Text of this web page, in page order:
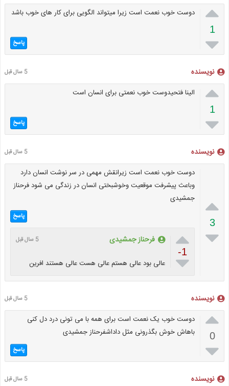

1

دوست خوب نعمت است زیرا میتواند الگویی برای کار های خوب باشد
پاسخ
نویسنده 5 سال قبل

1

الینا فتحیدوست خوب نعمتی برای انسان است
پاسخ
نویسنده 5 سال قبل

3

دوست خوب نعمت است زیرانقش مهمی در سر نوشت انسان دارد
وباعث پیشرفت موقعیت وخوشبختی انسان در زندگی می شود فرحناز
جمشیدی
پاسخ

-1

فرحناز جمشیدی 5 سال قبل
عالی بود عالی هستم عالی هست عالی هستند افرین
نویسنده 5 سال قبل

0

دوست خوب یک نعمت است برای همه با می تونی درد دل کنی
باهاش خوش بگذرونی مثل داداشفرحناز جمشیدی
پاسخ
نویسنده 5 سال قبل